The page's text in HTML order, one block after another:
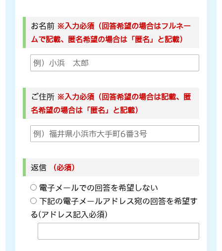
お名前 ※入力必須（回答希望の場合はフルネー
ムで記載、匿名希望の場合は「匿名」と記載）
ご住所 ※入力必須（回答希望の場合は記載、匿
名希望の場合は「匿名」と記載）
返信 （必須）
電子メールでの回答を希望しない
下記の電子メールアドレス宛の回答を希望す
る(アドレス記入必須)